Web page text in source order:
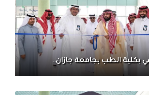
بكلية الطب بجامعة جازان..